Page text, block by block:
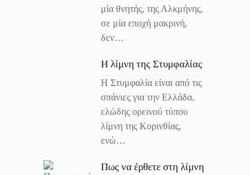
μία θνητής, της Αλκμήνης,
σε μία εποχή μακρινή,
δεν…
Η λίμνη της Στυμφαλίας
Η Στυμφαλία είναι από τις
σπάνιες για την Ελλάδα,
ελώδης ορεινού τύπου
λίμνη της Κορινθίας,
ενώ…
Πως να έρθετε στη λίμνη